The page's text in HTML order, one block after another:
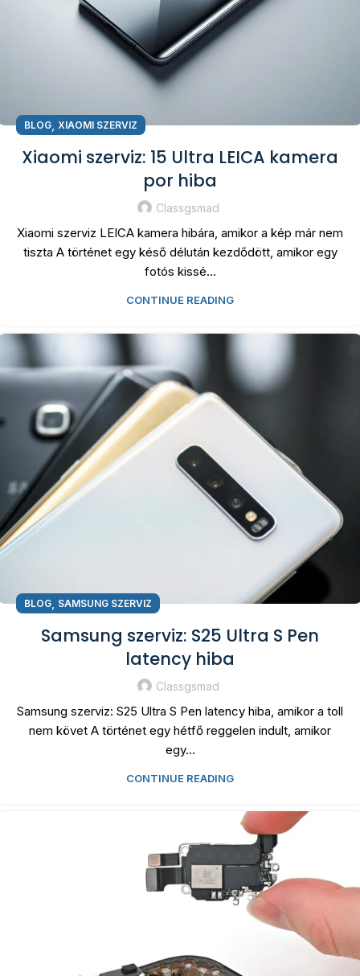
BLOG, XIAOMI SZERVIZ
Xiaomi szerviz: 15 Ultra LEICA kamera
por hiba
Classgsmad
Xiaomi szerviz LEICA kamera hibára, amikor a kép már nem
tiszta A történet egy késő délután kezdődött, amikor egy
fotós kissé...
CONTINUE READING
BLOG SAMSUNG SZERVIZ
Samsung szerviz: S25 Ultra S Pen
latency hiba
Classgsmad
Samsung szerviz: S25 Ultra S Pen latency hiba, amikor a toll
nem követ A történet egy hétfő reggelen indult, amikor
egy...
CONTINUE READING